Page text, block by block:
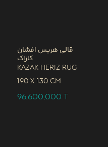
قالی هریس افشان
کازاک
Kazak Heriz Rug
190 x 130 CM
96,600,000T